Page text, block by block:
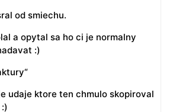
od smiechu.
a opytal sa ho ci je normalny
:)
udaje ktore ten chmulo skopiroval